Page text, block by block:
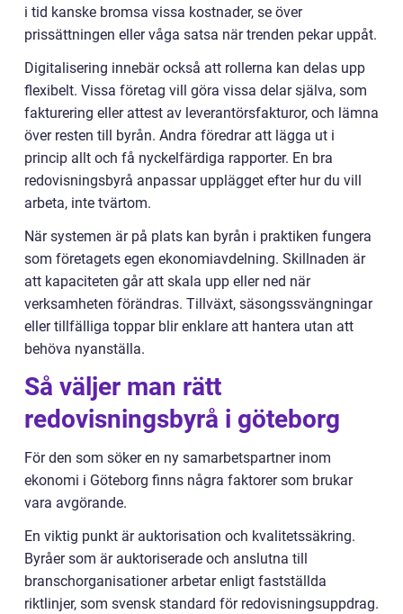
i tid kanske bromsa vissa kostnader, se över
prissättningen eller våga satsa när trenden pekar uppåt.
Digitalisering innebär också att rollerna kan delas upp
flexibelt. Vissa företag vill göra vissa delar själva, som
fakturering eller attest av leverantörsfakturor, och lämna
över resten till byrån. Andra föredrar att lägga ut i
princip allt och få nyckelfärdiga rapporter. En bra
redovisningsbyrå anpassar upplägget efter hur du vill
arbeta, inte tvärtom.
När systemen är på plats kan byrån i praktiken fungera
som företagets egen ekonomiavdelning. Skillnaden är
att kapaciteten går att skala upp eller ned när
verksamheten förändras. Tillväxt, säsongssvängningar
eller tillfälliga toppar blir enklare att hantera utan att
behöva nyanställa.
Så väljer man rätt
redovisningsbyrå i göteborg
För den som söker en ny samarbetspartner inom
ekonomi i Göteborg finns några faktorer som brukar
vara avgörande.
En viktig punkt är auktorisation och kvalitetssäkring.
Byråer som är auktoriserade och anslutna till
branschorganisationer arbetar enligt fastställda
riktlinjer, som svensk standard för redovisningsuppdrag.